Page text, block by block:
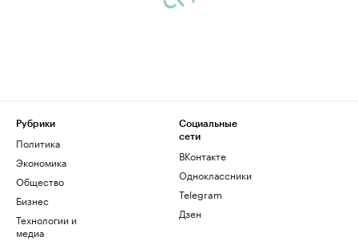
Рубрики
Политика
Экономика
Общество
Бизнес
Технологии и
медиа
Социальные
сети
ВКонтакте
Одноклассники
Telegram
Дзен